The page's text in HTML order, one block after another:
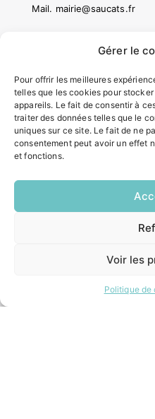
Gérer le
Pour offrir les meilleures
telles que les cookies pour
appareils. Le fait de consentir à
traiter des données telles que le
uniques sur ce site. Le fait de ne
consentement peut avoir un effet
et fonctions.
Voir les
Politique
Mail. mairie@saucats.fr
HORAIRES
Lundi:
14h00 – 17h00
Mardi:
8h30 – 12h00 / 14h00 –
Mercredi:
8h30 – 12h00 / 14h00 –
Vendredi:
8h30 – 12h00 / 14h00 –
ACCÉS RAPIDES
Contacter la mairie